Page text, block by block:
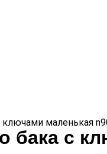
маленькая
бака с